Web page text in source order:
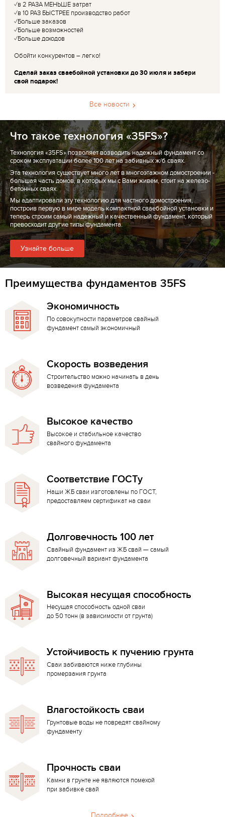
✓в 2 РАЗА МЕНЬШЕ затрат
✓в 10 РАЗ БЫСТРЕЕ производство работ
✓Больше заказов
✓Больше возможностей
✓Больше доходов
Обойти конкурентов – легко!
Сделай заказ сваебойной установки до 30 июля и забери
свой подарок!
Все новости
Что такое технология «35FS»?
Технология «35FS» позволяет возводить надежный фундамент со
сроком эксплуатации более 100 лет на забивных ж/б сваях.
Эта технология существует много лет в многоэтажном домостроении -
большая часть домов, в которых мы с Вами живем, стоит на железо-
бетонных сваях.
Мы адаптировали эту технологию для частного домостроения,
построив первую в мире модель компактной сваебойной установки и
теперь строим самый надежный и качественный фундамент, который
превосходит другие типы фундамента.
Узнайте больше
Преимущества фундаментов 35FS
Экономичность
По совокупности параметров свайный
фундамент самый экономичный
Скорость возведения
Строительство можно начинать в день
возведения фундамента
Высокое качество
Высокое и стабильное качество
свайного фундамента
Соответствие ГОСТу
Наши ЖБ сваи изготовлены по ГОСТ,
предоставляем сертификат на сваи
Долговечность 100 лет
Свайный фундамент из ЖБ свай — самый
долговечный вариант фундамента
Высокая несущая способность
Несущая способность одной сваи
до 50 тонн (в зависимости от грунта)
Устойчивость к пучению грунта
Сваи забиваются ниже глубины
промерзания грунта
Влагостойкость сваи
Грунтовые воды не повредят свайному
фундаменту
Прочность сваи
Камни в грунте не являются помехой
при забивке свай
Подробнее